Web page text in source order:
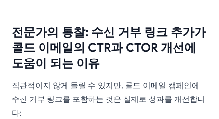
전문가의 통찰: 수신 거부 링크 추가가
콜드 이메일의 CTR과 CTOR 개선에
도움이 되는 이유
직관적이지 않게 들릴 수 있지만, 콜드 이메일 캠페인에
수신 거부 링크를 포함하는 것은 실제로 성과를 개선합니
다: